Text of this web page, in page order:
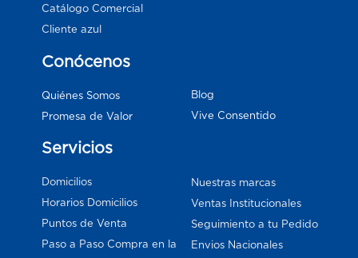
Catálogo Comercial
Cliente azul
Conócenos
Quiénes Somos
Promesa de Valor
Blog
Vive Consentido
Servicios
Domicilios
Horarios Domicilios
Puntos de Venta
Paso a Paso Compra en la
Nuestras marcas
Ventas Institucionales
Seguimiento a tu Pedido
Envios Nacionales